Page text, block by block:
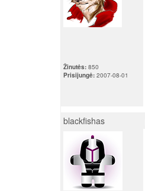
Žinutės: 850
Prisijungė: 2007-08-01
blackfishas